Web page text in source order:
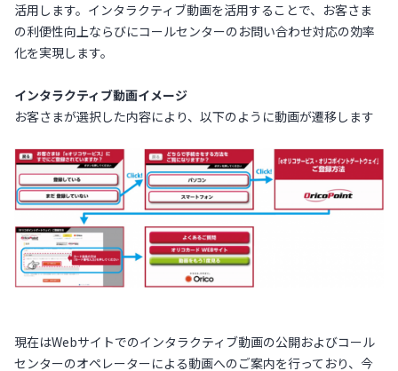
活用します。インタラクティブ動画を活用することで、お客さま
の利便性向上ならびにコールセンターのお問い合わせ対応の効率
化を実現します。
インタラクティブ動画イメージ
お客さまが選択した内容により、以下のように動画が遷移します
現在はWebサイトでのインタラクティブ動画の公開およびコール
センターのオペレーターによる動画へのご案内を行っており、今